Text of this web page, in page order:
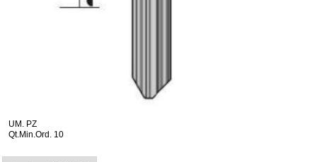
UM. PZ
Qt.Min.Ord. 10